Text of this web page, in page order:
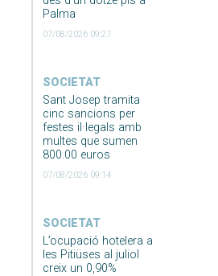
Palma
07/08/2026 09:27
SOCIETAT
Sant Josep tramita
cinc sancions per
festes il·legals amb
multes que sumen
800.00 euros
07/08/2026 09:14
SOCIETAT
L’ocupació hotelera a
les Pitiüses al juliol
creix un 0,90%